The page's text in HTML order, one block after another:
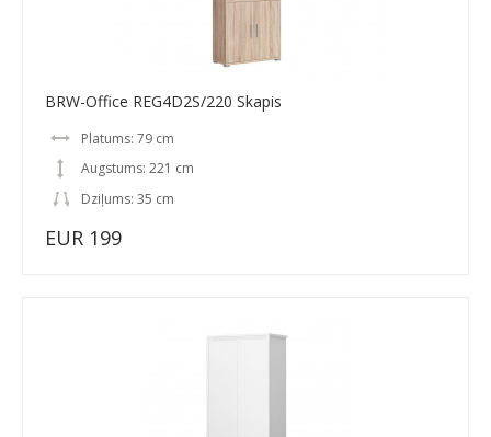
BRW-Office REG4D2S/220 Skapis
Platums: 79 cm
Augstums: 221 cm
Dziļums: 35 cm
EUR 199